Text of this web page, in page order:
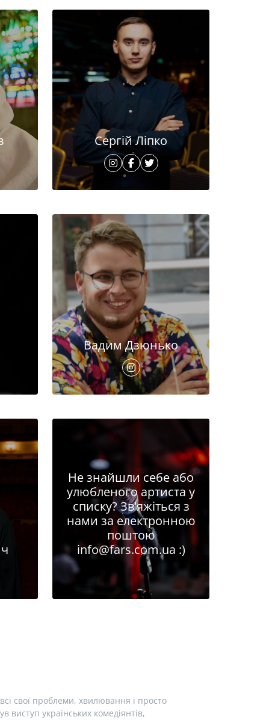
Сергій Ліпко
Вадим Дзюнько
Не знайшли себе або
улюбленого артиста у
списку? Зв'яжіться з
нами за електронною
поштою
info@fars.com.ua :)
свої проблеми, хвилювання і просто
українських комедіянтів,